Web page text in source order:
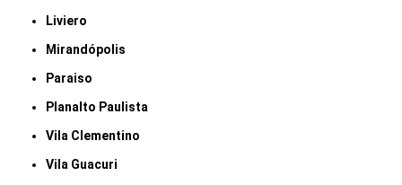
Liviero
Mirandópolis
Paraiso
Planalto Paulista
Vila Clementino
Vila Guacuri